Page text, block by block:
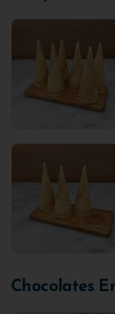
Chocolates